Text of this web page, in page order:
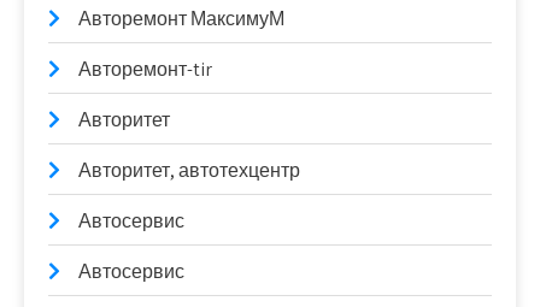
Авторемонт МаксимуМ
Авторемонт-tir
Авторитет
Авторитет, автотехцентр
Автосервис
Автосервис